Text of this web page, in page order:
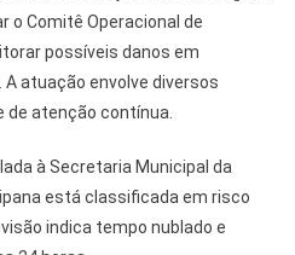
o Comitê Operacional de
possíveis danos em
atuação envolve diversos
de atenção contínua.
à Secretaria Municipal da
está classificada em risco
indica tempo nublado e